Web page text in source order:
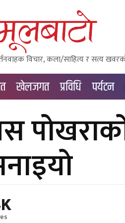
विचार, कला/साहित्य र सत्य
खेलजगत प्रविधि पर्यटन